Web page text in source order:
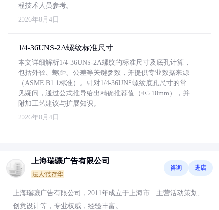
程技术人员参考。
2026年8月4日
1/4-36UNS-2A螺纹标准尺寸
本文详细解析1/4-36UNS-2A螺纹的标准尺寸及底孔计算，
包括外径、螺距、公差等关键参数，并提供专业数据来源
（ASME B1.1标准）。针对1/4-36UNS螺纹底孔尺寸的常
见疑问，通过公式推导给出精确推荐值（Φ5.18mm），并
附加工艺建议与扩展知识。
2026年8月4日
上海瑞骧广告有限公司
法人:范存华
咨询 进店
上海瑞骧广告有限公司，2011年成立于上海市，主营活动策划、
创意设计等，专业权威，经验丰富。